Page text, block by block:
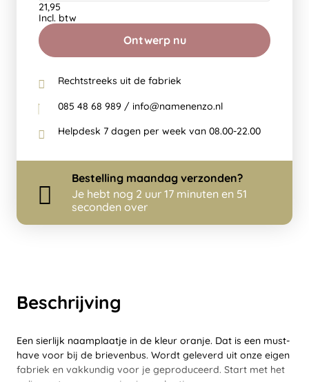
Beschrijving
Een sierlijk naamplaatje in de kleur oranje. Dat is een must-
have voor bij de brievenbus. Wordt geleverd uit onze eigen
fabriek en vakkundig voor je geproduceerd. Start met het
Ontwerp nu
21,95
Incl. btw
Rechtstreeks uit de fabriek
085 48 68 989 / info@namenenzo.nl
Helpdesk 7 dagen per week van 08.00-22.00
Bestelling maandag verzonden?
Je hebt nog 2 uur 17 minuten en 51
seconden over